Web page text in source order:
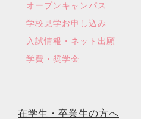
オープンキャンパス
学校見学お申し込み
入試情報・ネット出願
学費・奨学金
在学生・卒業生の方へ